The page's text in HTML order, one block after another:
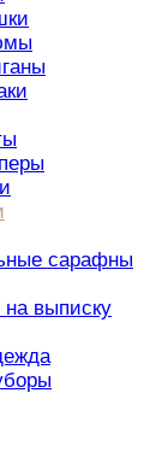
брюки
портфели
сарафны
на выписку